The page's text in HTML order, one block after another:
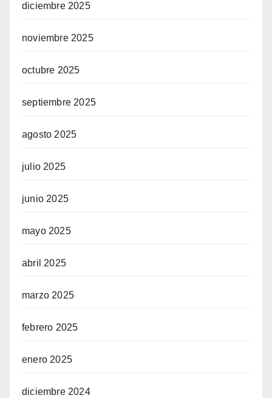
diciembre 2025
noviembre 2025
octubre 2025
septiembre 2025
agosto 2025
julio 2025
junio 2025
mayo 2025
abril 2025
marzo 2025
febrero 2025
enero 2025
diciembre 2024